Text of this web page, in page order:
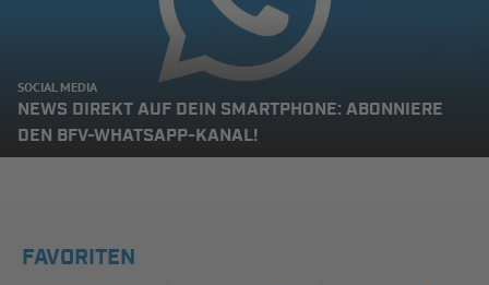
SOCIAL MEDIA
NEWS DIREKT AUF DEIN SMARTPHONE: ABONNIERE
DEN BFV-WHATSAPP-KANAL!
FAVORITEN